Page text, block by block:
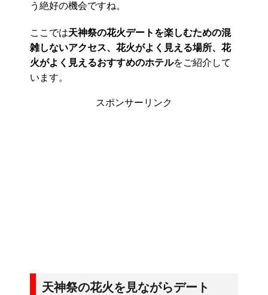
う絶好の機会ですね。
ここでは天神祭の花火デートを楽しむための混
雑しないアクセス、花火がよく見える場所、花
火がよく見えるおすすめのホテルをご紹介して
います。
スポンサーリンク
天神祭の花火を見ながらデート